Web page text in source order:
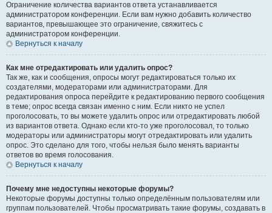
Ограничение количества вариантов ответа устанавливается
администратором конференции. Если вам нужно добавить количество
вариантов, превышающее это ограничение, свяжитесь с
администратором конференции.
Вернуться к началу
Как мне отредактировать или удалить опрос?
Так же, как и сообщения, опросы могут редактироваться только их
создателями, модераторами или администраторами. Для
редактирования опроса перейдите к редактированию первого сообщения
в теме; опрос всегда связан именно с ним. Если никто не успел
проголосовать, то вы можете удалить опрос или отредактировать любой
из вариантов ответа. Однако если кто-то уже проголосовал, то только
модераторы или администраторы могут отредактировать или удалить
опрос. Это сделано для того, чтобы нельзя было менять варианты
ответов во время голосования.
Вернуться к началу
Почему мне недоступны некоторые форумы?
Некоторые форумы доступны только определённым пользователям или
группам пользователей. Чтобы просматривать такие форумы, создавать в